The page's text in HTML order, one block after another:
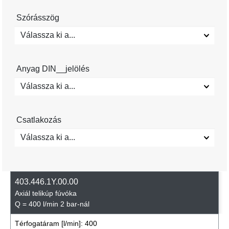
Szórásszög
Válassza ki a...
Anyag DIN__jelölés
Válassza ki a...
Csatlakozás
Válassza ki a...
403.446.1Y.00.00
Axiál telikúp fúvóka
Q = 400 l/min 2 bar-nál
Térfogatáram [l/min]: 400